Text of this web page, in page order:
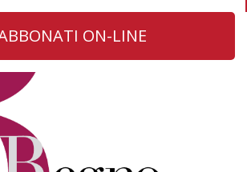
ON-LINE